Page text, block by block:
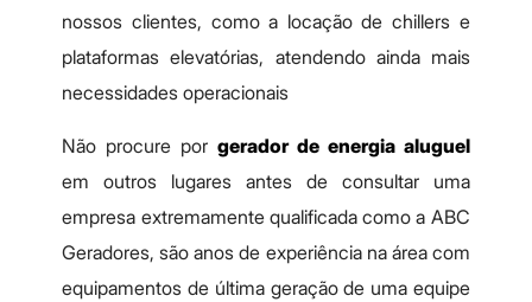
nossos clientes, como a locação de chillers e
plataformas elevatórias, atendendo ainda mais
necessidades operacionais
Não procure por gerador de energia aluguel
em outros lugares antes de consultar uma
empresa extremamente qualificada como a ABC
Geradores, são anos de experiência na área com
equipamentos de última geração de uma equipe